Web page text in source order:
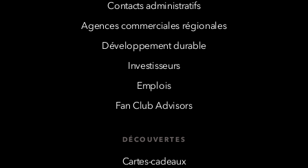
Contacts administratifs
Agences commerciales régionales
Développement durable
Investisseurs
Emplois
Fan Club Advisors
DÉCOUVERTES
Cartes-cadeaux